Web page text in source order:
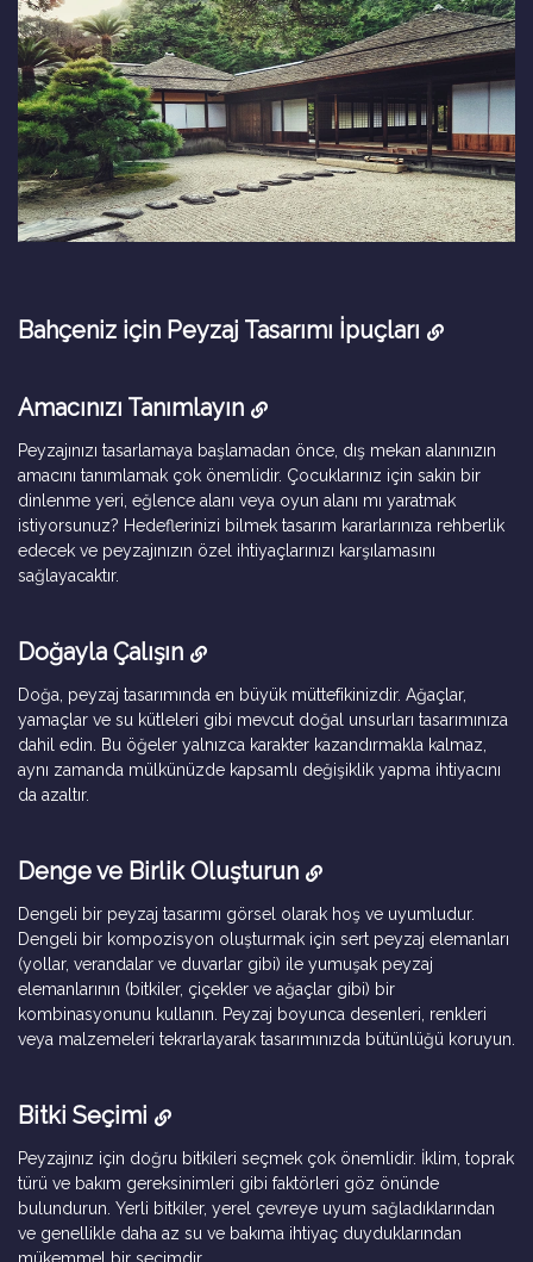
Bahçeniz için Peyzaj Tasarımı İpuçları
Amacınızı Tanımlayın
Peyzajınızı tasarlamaya başlamadan önce, dış mekan alanınızın
amacını tanımlamak çok önemlidir. Çocuklarınız için sakin bir
dinlenme yeri, eğlence alanı veya oyun alanı mı yaratmak
istiyorsunuz? Hedeflerinizi bilmek tasarım kararlarınıza rehberlik
edecek ve peyzajınızın özel ihtiyaçlarınızı karşılamasını
sağlayacaktır.
Doğayla Çalışın
Doğa, peyzaj tasarımında en büyük müttefikinizdir. Ağaçlar,
yamaçlar ve su kütleleri gibi mevcut doğal unsurları tasarımınıza
dahil edin. Bu öğeler yalnızca karakter kazandırmakla kalmaz,
aynı zamanda mülkünüzde kapsamlı değişiklik yapma ihtiyacını
da azaltır.
Denge ve Birlik Oluşturun
Dengeli bir peyzaj tasarımı görsel olarak hoş ve uyumludur.
Dengeli bir kompozisyon oluşturmak için sert peyzaj elemanları
(yollar, verandalar ve duvarlar gibi) ile yumuşak peyzaj
elemanlarının (bitkiler, çiçekler ve ağaçlar gibi) bir
kombinasyonunu kullanın. Peyzaj boyunca desenleri, renkleri
veya malzemeleri tekrarlayarak tasarımınızda bütünlüğü koruyun.
Bitki Seçimi
Peyzajınız için doğru bitkileri seçmek çok önemlidir. İklim, toprak
türü ve bakım gereksinimleri gibi faktörleri göz önünde
bulundurun. Yerli bitkiler, yerel çevreye uyum sağladıklarından
ve genellikle daha az su ve bakıma ihtiyaç duyduklarından